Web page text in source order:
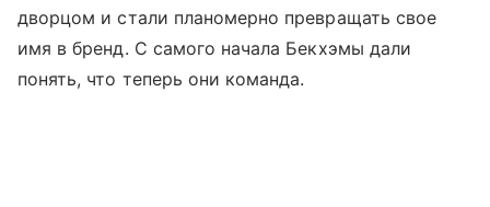
дворцом и стали планомерно превращать свое
имя в бренд. С самого начала Бекхэмы дали
понять, что теперь они команда.